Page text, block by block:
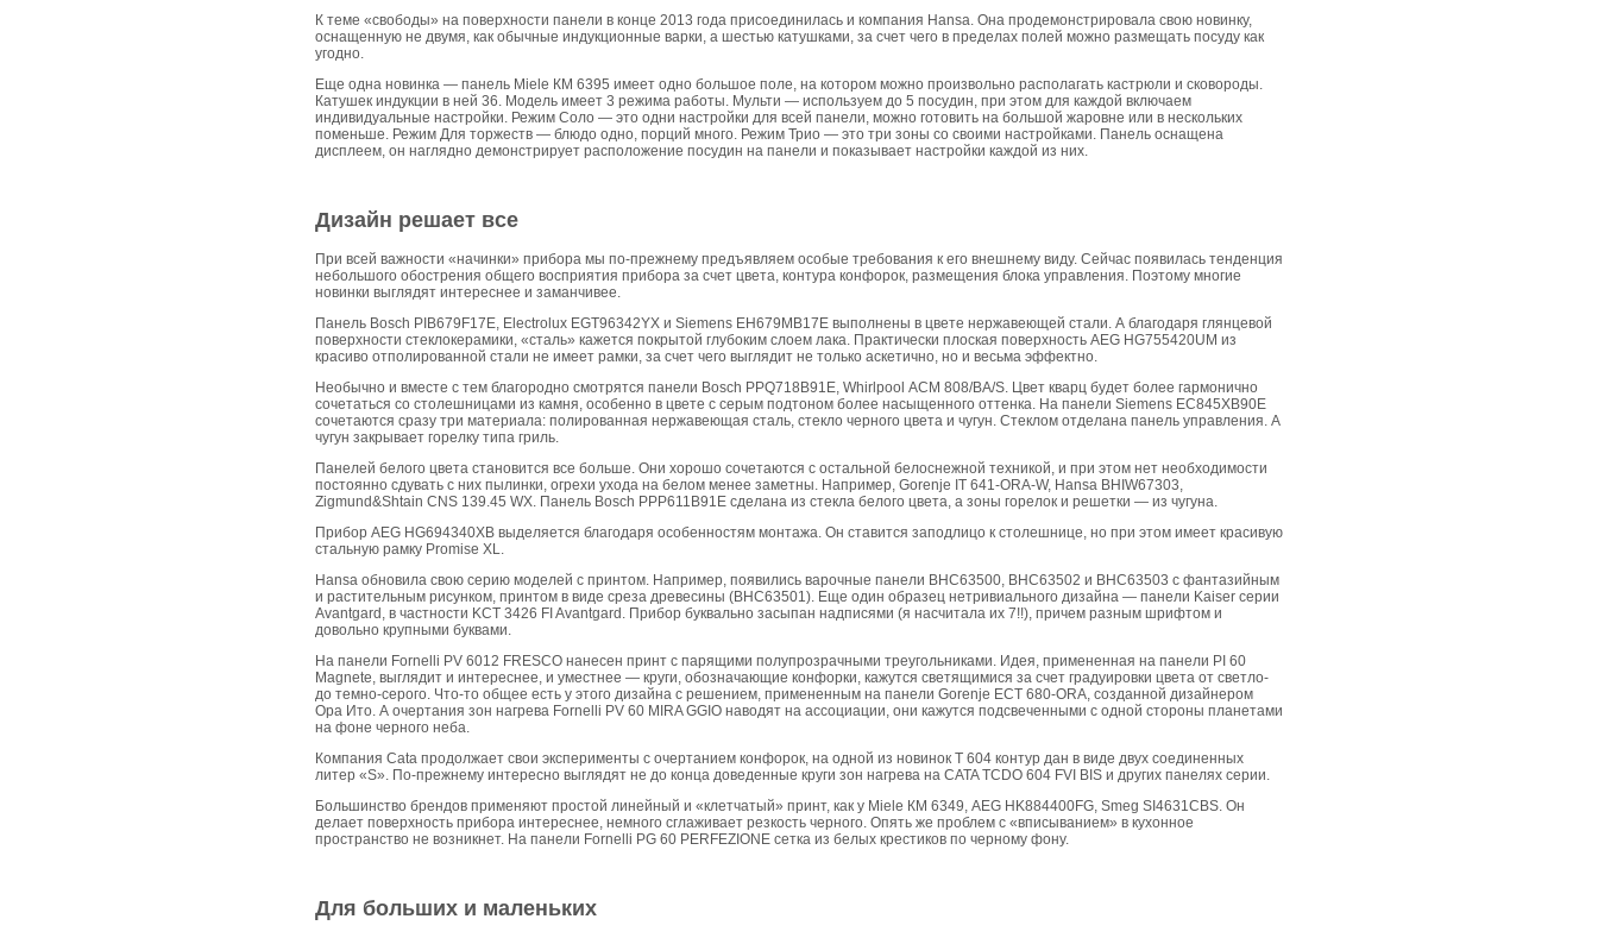
К теме «свободы» на поверхности панели в конце 2013 года присоединилась и компания Hansa. Она продемонстрировала свою новинку,
оснащенную не двумя, как обычные индукционные варки, а шестью катушками, за счет чего в пределах полей можно размещать посуду как
угодно.
Еще одна новинка — панель Miele КМ 6395 имеет одно большое поле, на котором можно произвольно располагать кастрюли и сковороды.
Катушек индукции в ней 36. Модель имеет 3 режима работы. Мульти — используем до 5 посудин, при этом для каждой включаем
индивидуальные настройки. Режим Соло — это одни настройки для всей панели, можно готовить на большой жаровне или в нескольких
поменьше. Режим Для торжеств — блюдо одно, порций много. Режим Трио — это три зоны со своими настройками. Панель оснащена
дисплеем, он наглядно демонстрирует расположение посудин на панели и показывает настройки каждой из них.
Дизайн решает все
При всей важности «начинки» прибора мы по-прежнему предъявляем особые требования к его внешнему виду. Сейчас появилась тенденция
небольшого обострения общего восприятия прибора за счет цвета, контура конфорок, размещения блока управления. Поэтому многие
новинки выглядят интереснее и заманчивее.
Панель Bosch PIB679F17E, Electrolux EGT96342YX и Siemens EH679MB17E выполнены в цвете нержавеющей стали. А благодаря глянцевой
поверхности стеклокерамики, «сталь» кажется покрытой глубоким слоем лака. Практически плоская поверхность AEG HG755420UM из
красиво отполированной стали не имеет рамки, за счет чего выглядит не только аскетично, но и весьма эффектно.
Необычно и вместе с тем благородно смотрятся панели Bosch PPQ718B91E, Whirlpool ACM 808/BA/S. Цвет кварц будет более гармонично
сочетаться со столешницами из камня, особенно в цвете с серым подтоном более насыщенного оттенка. На панели Siemens EC845XB90E
сочетаются сразу три материала: полированная нержавеющая сталь, стекло черного цвета и чугун. Стеклом отделана панель управления. А
чугун закрывает горелку типа гриль.
Панелей белого цвета становится все больше. Они хорошо сочетаются с остальной белоснежной техникой, и при этом нет необходимости
постоянно сдувать с них пылинки, огрехи ухода на белом менее заметны. Например, Gorenje IT 641-ORA-W, Hansa BHIW67303,
Zigmund&Shtain CNS 139.45 WX. Панель Bosch PPP611B91E сделана из стекла белого цвета, а зоны горелок и решетки — из чугуна.
Прибор AEG HG694340XB выделяется благодаря особенностям монтажа. Он ставится заподлицо к столешнице, но при этом имеет красивую
стальную рамку Promise XL.
Hansa обновила свою серию моделей с принтом. Например, появились варочные панели ВНС63500, ВНС63502 и ВНС63503 с фантазийным
и растительным рисунком, принтом в виде среза древесины (ВНС63501). Еще один образец нетривиального дизайна — панели Kaiser серии
Avantgard, в частности KCT 3426 FI Avantgard. Прибор буквально засыпан надписями (я насчитала их 7!!), причем разным шрифтом и
довольно крупными буквами.
На панели Fornelli PV 6012 FRESCO нанесен принт с парящими полупрозрачными треугольниками. Идея, примененная на панели PI 60
Magnete, выглядит и интереснее, и уместнее — круги, обозначающие конфорки, кажутся светящимися за счет градуировки цвета от светло-
до темно-серого. Что-то общее есть у этого дизайна с решением, примененным на панели Gorenje ECT 680-ORA, созданной дизайнером
Ора Ито. А очертания зон нагрева Fornelli PV 60 MIRA GGIO наводят на ассоциации, они кажутся подсвеченными с одной стороны планетами
на фоне черного неба.
Компания Саtа продолжает свои эксперименты с очертанием конфорок, на одной из новинок T 604 контур дан в виде двух соединенных
литер «S». По-прежнему интересно выглядят не до конца доведенные круги зон нагрева на CATA TCDO 604 FVI BIS и других панелях серии.
Большинство брендов применяют простой линейный и «клетчатый» принт, как у Miele КМ 6349, AEG HK884400FG, Smeg SI4631CBS. Он
делает поверхность прибора интереснее, немного сглаживает резкость черного. Опять же проблем с «вписыванием» в кухонное
пространство не возникнет. На панели Fornelli PG 60 PERFEZIONE сетка из белых крестиков по черному фону.
Для больших и маленьких